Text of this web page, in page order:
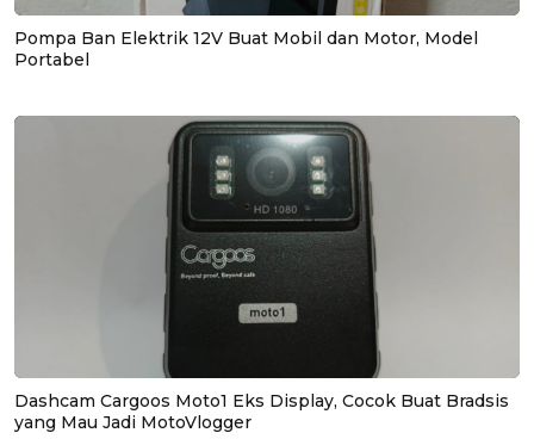
Pompa Ban Elektrik 12V Buat Mobil dan Motor, Model
Portabel
Dashcam Cargoos Moto1 Eks Display, Cocok Buat Bradsis
yang Mau Jadi MotoVlogger